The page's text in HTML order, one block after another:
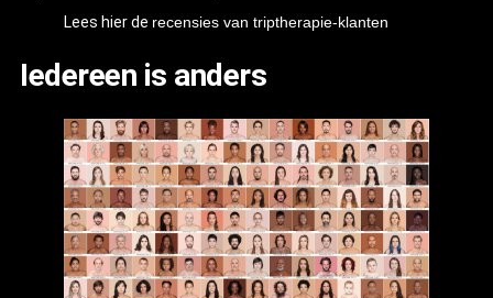
Lees hier de recensies van triptherapie-klanten
Iedereen is anders